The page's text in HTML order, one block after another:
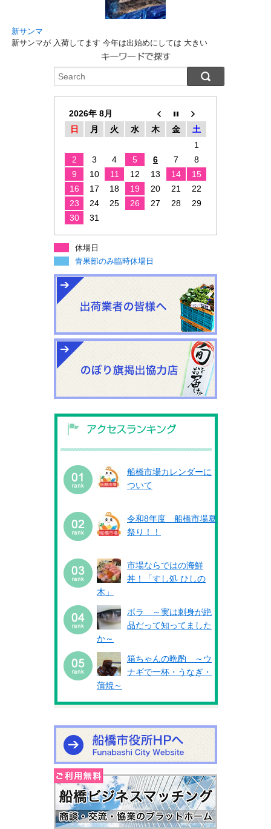
新サンマ
新サンマが 入荷してます 今年は出始めにしては 大きい
2026年 8月
日
月 火 水 木 金
土
1
2
3 4 5 6 7
8
9
10 11 12 13 14
15
16
17 18 19 20 21
22
23
24 25 26 27 28
29
30
31
休場日
青果部のみ臨時休場日
船橋市場カレンダーに
ついて
令和8年度 船橋市場夏
祭り！！
市場ならではの海鮮
丼！「すし処 ひしの
木」
ボラ ～実は刺身が絶
品だって知ってました
か～
箱ちゃんの晩酌 ～ウ
ナギで一杯・うなぎ・
蒲焼～